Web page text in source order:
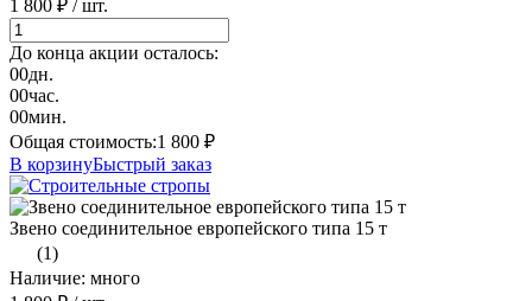
1 800 ₽ / шт.
До конца акции осталось:
00дн.
00час.
00мин.
Общая стоимость:1 800 ₽
В корзинуБыстрый заказ
Звено соединительное европейского типа 15 т
(1)
Наличие: много